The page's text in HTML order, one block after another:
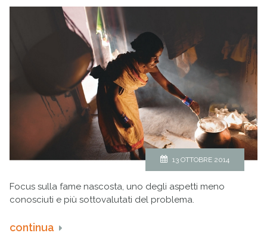
13 OTTOBRE 2014
Focus sulla fame nascosta, uno degli aspetti meno
conosciuti e più sottovalutati del problema.
continua